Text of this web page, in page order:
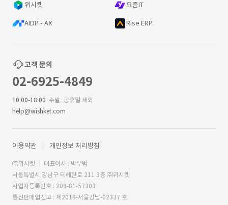
위시켓 요즘IT
AIDP - AX Rise ERP
고객 문의
02-6925-4849
10:00-18:00 주말·공휴일 제외
help@wishket.com
이용약관 개인정보 처리방침
㈜위시켓
대표이사 : 박우범
서울특별시 강남구 테헤란로 211 3층 ㈜위시켓
사업자등록번호 : 209-81-57303
통신판매업신고 : 제2018-서울강남-02337 호